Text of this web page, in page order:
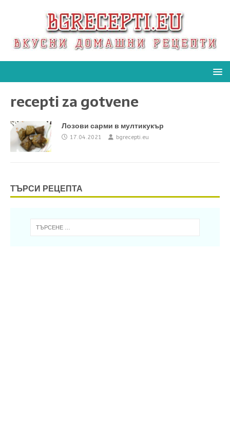
recepti za gotvene
Лозови сарми в мултикукър
17.04.2021 bgrecepti.eu
ТЪРСИ РЕЦЕПТА